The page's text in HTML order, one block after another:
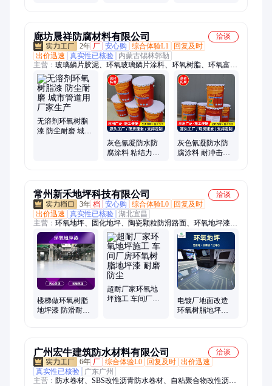
廊坊晨祥防腐材料有限公司
洽谈
2年 厂 安心购 综合体验L1
回复及时
出价迅速
真实性已核验
内蒙古锡林郭勒
主营： 玻璃鳞片胶泥、环氧玻璃鳞片涂料、环氧树脂、环氧富锌
漆、环氧煤沥青漆、氟碳漆、环氧富锌底漆、环氧沥青漆、环氧
云铁中间漆、聚氨酯面漆、水性环氧富锌底漆、聚氨酯涂料、乙
烯基树脂、防腐涂料、丙烯酸聚氨酯涂料、玻璃鳞片涂料、氰凝
防水防腐涂料、无溶剂环氧涂料、环氧玻璃鳞片胶泥、中温玻璃
鳞片胶泥、中高温玻璃鳞片涂料、高温玻璃鳞片涂料、氰凝防腐
涂料、氰凝防水涂料
无溶剂环氧树脂
漆 防尘耐磨 城市
灰色氰凝防水防
腐涂料 粘结力强
灰色氰凝防水防
腐涂料 耐冲击性
常州新禾地坪科技有限公司
洽谈
3年 档 安心购 综合体验L0
回复及时
出价迅速
真实性已核验 湖北宜昌
主营： 环氧地坪、固化地坪、陶瓷颗粒防滑路面、环氧地坪漆、
楼梯环氧地坪漆、车库环氧地坪漆、卡丁车赛道防滑地坪、聚氨
酯砂浆地坪、聚氨酯超耐磨地坪、金刚砂耐磨固化地坪、加油站
防滑路面、PVC塑胶地板、车库防滑坡道地坪、不发火防静电地
坪、FRP玻璃钢防腐、水性聚氨酯砂浆自流平、密封固化剂地坪
楼梯做环氧树脂
地坪漆 防滑耐磨
超耐厂家环氧地
坪施工 车间厂房
电镀厂地面改造
环氧树脂地坪漆
广州宏牛建筑防水材料有限公司
洽谈
6年 厂 综合体验L0 回复及时 出价迅速
真实性已核验
广东广州
主营： 防水卷材、SBS改性沥青防水卷材、自粘聚合物改性沥青